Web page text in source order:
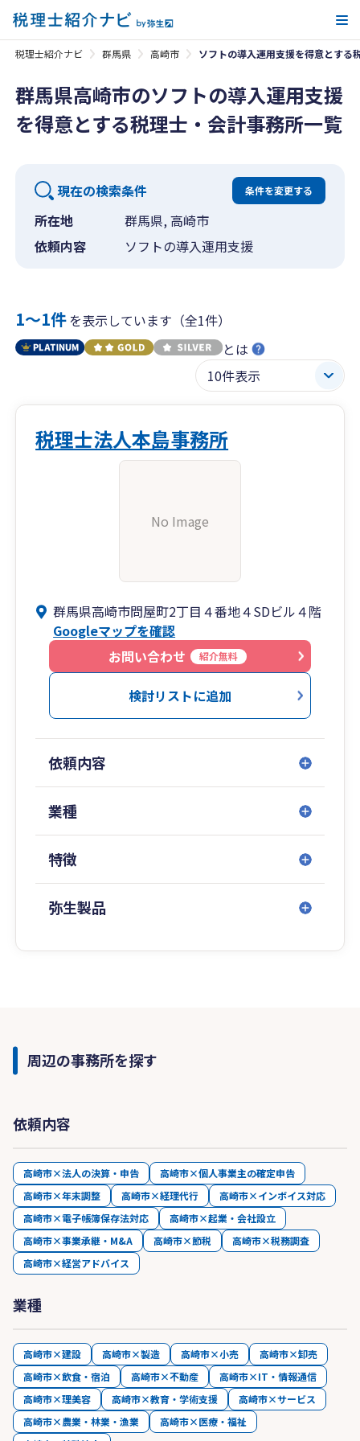
税理士紹介ナビ 群馬県 高崎市 ソフトの導入運用支援を得意とする
群馬県高崎市のソフトの導入運用支援
を得意とする税理士・会計事務所一覧
現在の検索条件 条件を変更する
所在地
群馬県, 高崎市
依頼内容
ソフトの導入運用支援
1〜1件を表示しています（全1件）
とは
税理士法人本島事務所
No Image
群馬県高崎市問屋町2丁目４番地４SDビル４階
Googleマップを確認
お問い合わせ
紹介無料
検討リストに追加
依頼内容
業種
特徴
弥生製品
周辺の事務所を探す
依頼内容
高崎市×法人の決算・申告
高崎市×個人事業主の確定申告
高崎市×年末調整
高崎市×経理代行
高崎市×インボイス対応
高崎市×電子帳簿保存法対応
高崎市×起業・会社設立
高崎市×事業承継・M&A
高崎市×節税
高崎市×税務調査
高崎市×経営アドバイス
業種
高崎市×建設 高崎市×製造 高崎市×小売
高崎市×卸売
高崎市×飲食・宿泊
高崎市×不動産
高崎市×IT・情報通信
高崎市×理美容
高崎市×教育・学術支援
高崎市×サービス
高崎市×農業・林業・漁業
高崎市×医療・福祉